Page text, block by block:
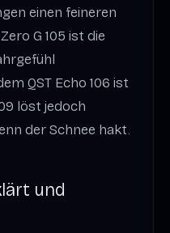
einen feineren
G 105 ist die
QST Echo 106 ist
löst jedoch
der Schnee hakt.
und